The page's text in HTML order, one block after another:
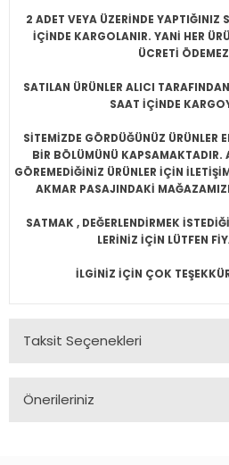
2 ADET VEYA ÜZERİNDE YAPTIĞINIZ
İÇİNDE KARGOLANIR. YANİ HER
ÜCRETİ
SATILAN ÜRÜNLER ALICI
SAAT İÇİNDE
SİTEMİZDE GÖRDÜĞÜNÜZ ÜRÜNLER
BİR BÖLÜMÜNÜ KAPSAMAKTADIR.
GÖREMEDİĞİNİZ ÜRÜNLER İÇİN
AKMAR PASAJINDAKİ
SATMAK , DEĞERLENDİRMEK
LERİNİZ İÇİN LÜTFEN
İLGİNİZ İÇİN ÇOK
Taksit Seçenekleri
Önerileriniz